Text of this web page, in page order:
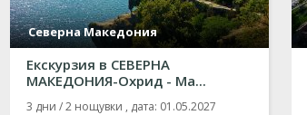
Северна Македония
Екскурзия в СЕВЕРНА
МАКЕДОНИЯ-Охрид - Ма...
3 дни / 2 нощувки , дата: 01.05.2027